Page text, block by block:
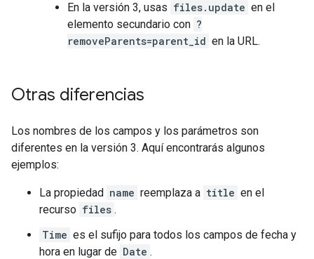
En la versión 3, usas files.update en el
elemento secundario con ?
removeParents=parent_id en la URL.
Otras diferencias
Los nombres de los campos y los parámetros son
diferentes en la versión 3. Aquí encontrarás algunos
ejemplos:
La propiedad name reemplaza a title en el
recurso files .
Time es el sufijo para todos los campos de fecha y
hora en lugar de Date .